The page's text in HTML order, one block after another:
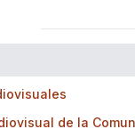
de la